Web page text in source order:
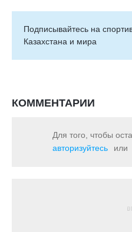
Подписывайтесь на
Казахстана и мира
КОММЕНТАРИИ
Для того, чтобы
авторизуйтесь
или